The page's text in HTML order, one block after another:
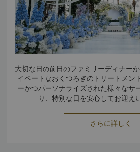
大切な日の前日のファミリーディナー
イベートなおくつろぎのトリートメン
ーかつパーソナライズされた様々なサ
り、特別な日を安心してお迎え
さらに詳しく